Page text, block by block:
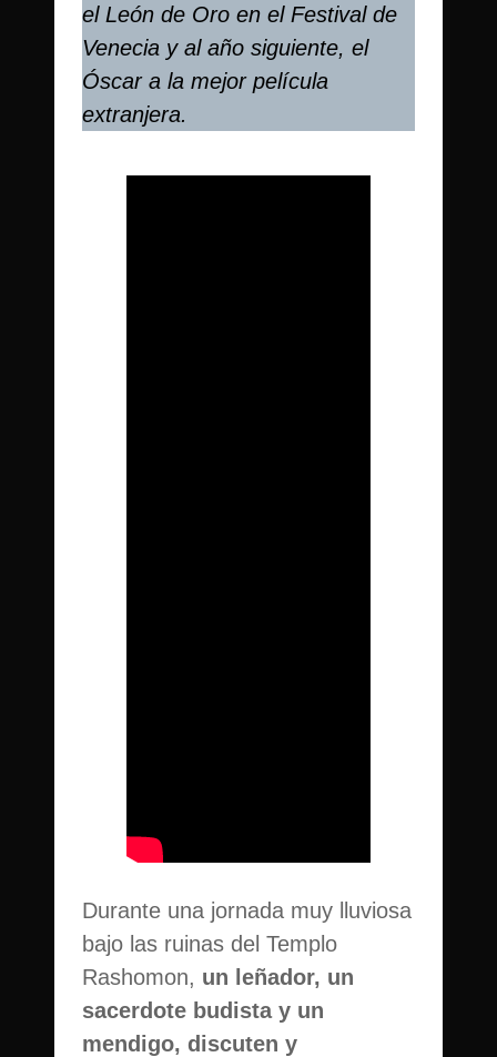
el León de Oro en el Festival de
Venecia y al año siguiente, el
Óscar a la mejor película
extranjera.
Durante una jornada muy lluviosa
bajo las ruinas del Templo
Rashomon, un leñador, un
sacerdote budista y un
mendigo, discuten y